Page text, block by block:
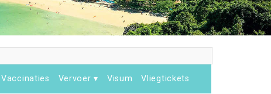
Vaccinaties Vervoer Visum Vliegtickets